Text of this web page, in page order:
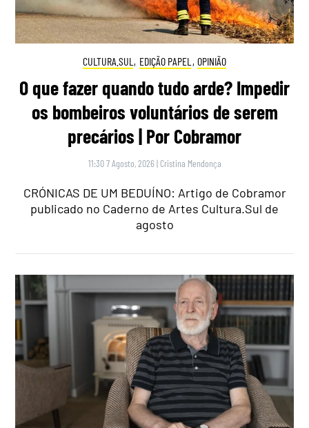
CULTURA.SUL , EDIÇÃO PAPEL , OPINIÃO
O que fazer quando tudo arde? Impedir
os bombeiros voluntários de serem
precários | Por Cobramor
11:30 7 Agosto, 2026 | Cristina Mendonça
CRÓNICAS DE UM BEDUÍNO: Artigo de Cobramor
publicado no Caderno de Artes Cultura.Sul de
agosto